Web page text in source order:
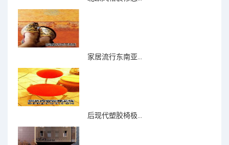
家居流行东南亚...
后现代塑胶椅极...